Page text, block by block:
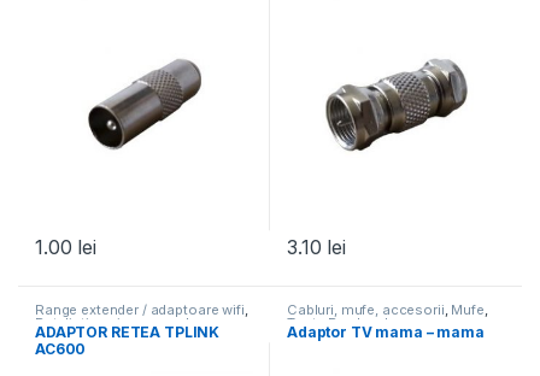
1.00 lei 3.10 lei
Range extender / adaptoare wifi,
Retelistica si supraveghere,
Toate Produsele
ADAPTOR RETEA TPLINK
AC600
Cabluri, mufe, accesorii, Mufe,
Toate Produsele
Adaptor TV mama – mama